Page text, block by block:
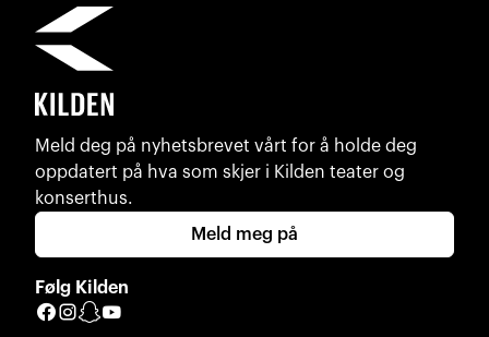
Meld deg på nyhetsbrevet vårt for å holde deg
oppdatert på hva som skjer i Kilden teater og
konserthus.
Meld meg på
Følg Kilden
Facebook
Instagram
Snapchat